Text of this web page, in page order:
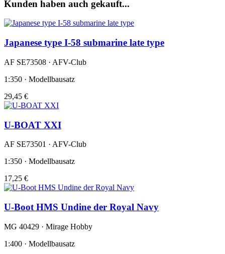
Kunden haben auch gekauft...
Japanese type I-58 submarine late type
AF SE73508 · AFV-Club
1:350 · Modellbausatz
29,45 €
U-BOAT XXI
AF SE73501 · AFV-Club
1:350 · Modellbausatz
17,25 €
U-Boot HMS Undine der Royal Navy
MG 40429 · Mirage Hobby
1:400 · Modellbausatz